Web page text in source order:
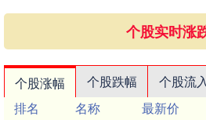
个股实时涨
个股涨幅 个股跌幅 个股流
排名
名称 最新价